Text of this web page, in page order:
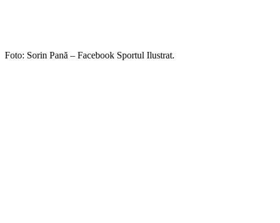
Foto: Sorin Pană – Facebook Sportul Ilustrat.